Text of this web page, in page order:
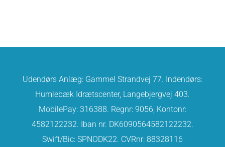
Udendørs Anlæg: Gammel Strandvej 77. Indendørs:
Humlebæk Idrætscenter, Langebjergvej 403.
MobilePay: 316388. Regnr: 9056, Kontonr:
4582122232. Iban nr. DK6090564582122232.
Swift/Bic: SPNODK22. CVRnr: 88328116